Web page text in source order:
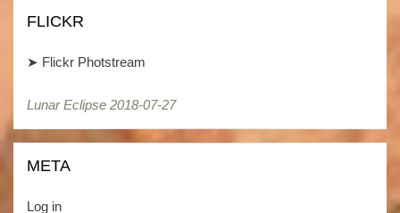
FLICKR
➤ Flickr Photstream
Lunar Eclipse 2018-07-27
META
Log in